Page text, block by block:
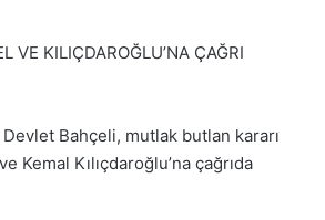
VE KILIÇDAROĞLU’NA ÇAĞRI
Devlet Bahçeli, mutlak butlan kararı
Kemal Kılıçdaroğlu’na çağrıda